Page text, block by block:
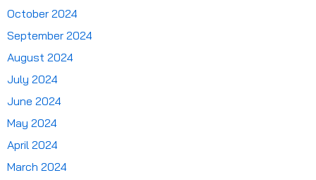
October 2024
September 2024
August 2024
July 2024
June 2024
May 2024
April 2024
March 2024